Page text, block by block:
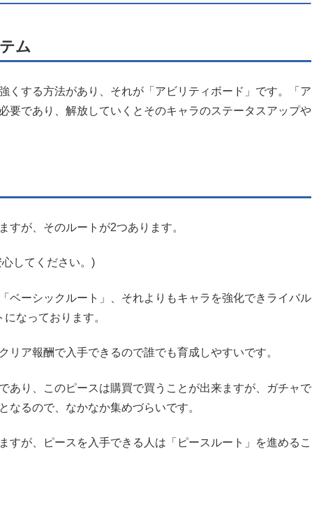
ム
くする方法があり、それが「アビリティボード」です。「ア
要であり、解放していくとそのキャラのステータスアップや
すが、そのルートが2つあります。
してください。)
ベーシックルート」、それよりもキャラを強化できライバル
なっております。
リア報酬で入手できるので誰でも育成しやすいです。
あり、このピースは購買で買うことが出来ますが、ガチャで
なるので、なかなか集めづらいです。
すが、ピースを入手できる人は「ピースルート」を進めるこ